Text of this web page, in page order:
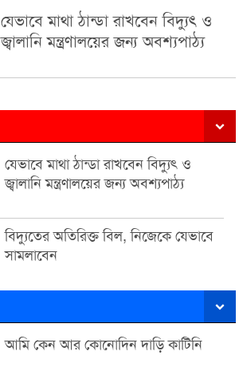
যেভাবে মাথা ঠান্ডা রাখবেন বিদ্যুৎ ও
জ্বালানি মন্ত্রণালয়ের জন্য অবশ্যপাঠ্য
যেভাবে মাথা ঠান্ডা রাখবেন বিদ্যুৎ ও
জ্বালানি মন্ত্রণালয়ের জন্য অবশ্যপাঠ্য
বিদ্যুতের অতিরিক্ত বিল, নিজেকে যেভাবে
সামলাবেন
আমি কেন আর কোনোদিন দাড়ি কাটিনি